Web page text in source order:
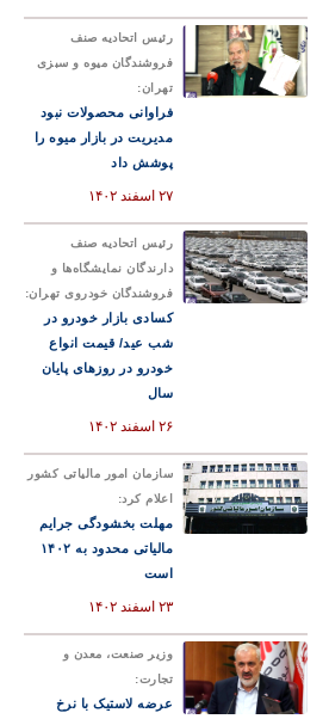
رئیس اتحادیه صنف
فروشندگان میوه و سبزی
تهران:
فراوانی محصولات نبود
مدیریت در بازار میوه را
پوشش داد
۲۷ اسفند ۱۴۰۲
رئیس اتحادیه صنف
دارندگان نمایشگاه‌ها و
فروشندگان خودروی تهران:
کسادی بازار خودرو در
شب عید/ قیمت انواع
خودرو در روزهای پایان
سال
۲۶ اسفند ۱۴۰۲
سازمان امور مالیاتی کشور
اعلام کرد:
مهلت بخشودگی جرایم
مالیاتی محدود به ۱۴۰۲
است
۲۳ اسفند ۱۴۰۲
وزیر صنعت، معدن و
تجارت:
عرضه لاستیک با نرخ